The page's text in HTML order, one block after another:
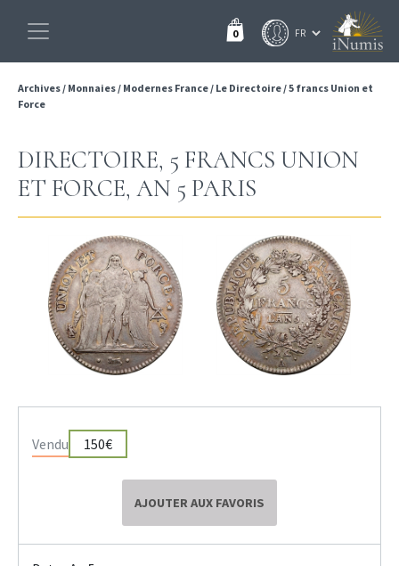
0
Archives/ Monnaies/ Modernes France/ Le Directoire/5 francs Union et
Force
DIRECTOIRE, 5 FRANCS UNION
ET FORCE, AN 5 PARIS
Vendu 150€
AJOUTER AUX FAVORIS